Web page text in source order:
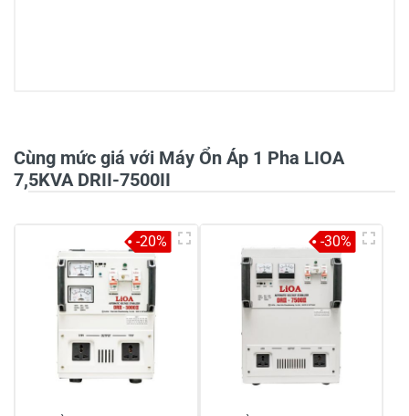
4
-
3
-
2
-
1
Chia sẻ nhận xét về sản phẩm
Cùng mức giá với Máy Ổn Áp 1 Pha LIOA
7,5KVA DRII-7500II
-20% -30%